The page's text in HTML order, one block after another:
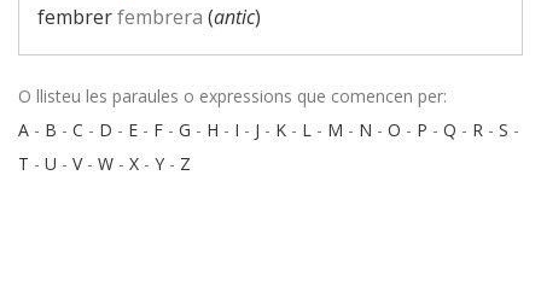
fembrerfembrera (antic)
O llisteu les paraules o expressions que comencen per:
A - B - C - D - E - F - G - H - I - J - K - L - M - N - O - P - Q - R - S -
T - U - V- W - X - Y - Z